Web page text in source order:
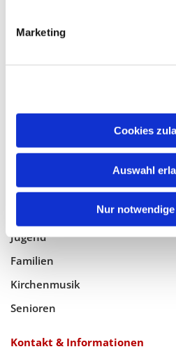
Marketing
Cookies
Auswahl
Nur
Tempelhof-Buckow
Geistlicher Raum
Taufe, Kommunion & Trauung
Jugend
Familien
Kirchenmusik
Senioren
Kontakt & Informationen